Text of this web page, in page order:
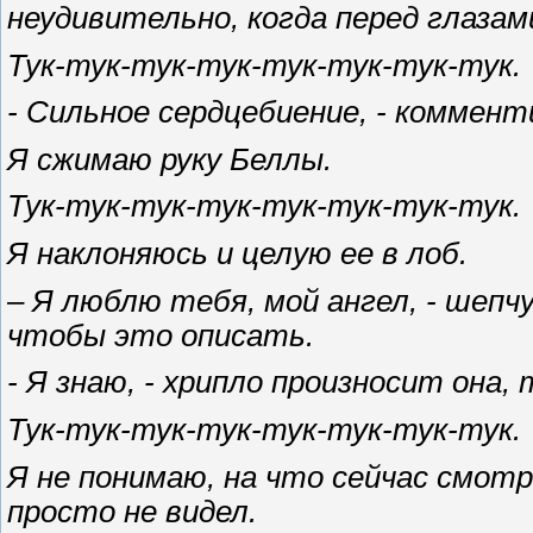
неудивительно, когда перед
Тук-тук-тук-тук-тук-тук-тук-тук.
- Сильное сердцебиение, -
Я сжимаю руку Беллы.
Тук-тук-тук-тук-тук-тук-тук-тук.
Я наклоняюсь и целую ее в лоб.
– Я люблю тебя, мой ангел, -
чтобы это описать.
- Я знаю, - хрипло произносит она,
Тук-тук-тук-тук-тук-тук-тук-тук.
Я не понимаю, на что сейчас
просто не видел.